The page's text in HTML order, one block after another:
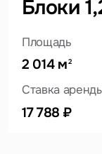
Блоки
Площадь
2 014 м2
Ставка
17 788 ₽
Вопрос
Это